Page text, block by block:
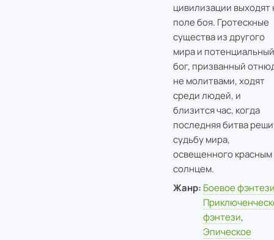
цивилизации выходят
поле боя. Гротескные
существа из другого
мира и потенциальный
бог, призванный
не молитвами, ходят
среди людей, и
близится час, когда
последняя битва
судьбу мира,
освещенного красным
солнцем.
Жанр: Боевое
фэнтези,
Эпическое